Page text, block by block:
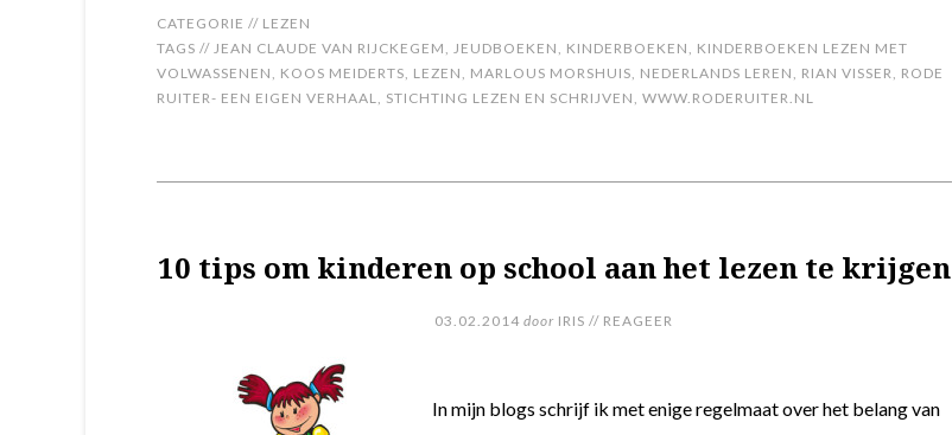
CATEGORIE // LEZEN
TAGS // JEAN CLAUDE VAN RIJCKEGEM, JEUDBOEKEN, KINDERBOEKEN, KINDERBOEKEN LEZEN MET
VOLWASSENEN, KOOS MEIDERTS, LEZEN, MARLOUS MORSHUIS, NEDERLANDS LEREN, RIAN VISSER, RODE
RUITER- EEN EIGEN VERHAAL, STICHTING LEZEN EN SCHRIJVEN, WWW.RODERUITER.NL
10 tips om kinderen op school aan het lezen te krijgen
03.02.2014 door IRIS // REAGEER
In mijn blogs schrijf ik met enige regelmaat over het belang van